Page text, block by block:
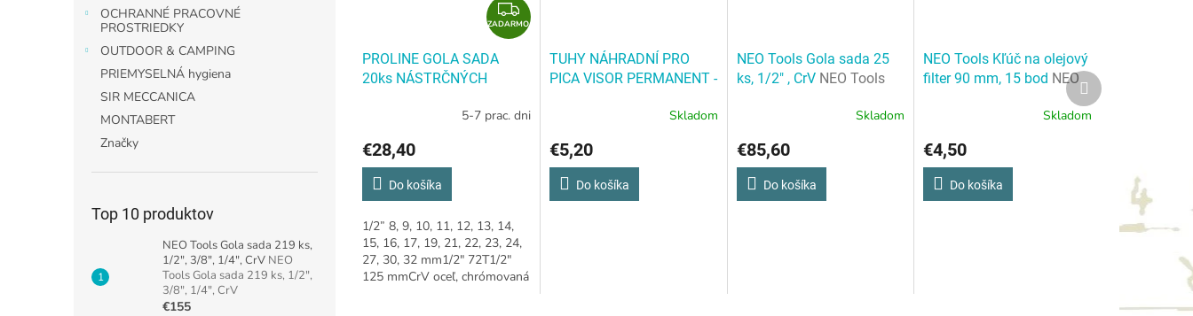
OCHRANNÉ PRACOVNÉ
PROSTRIEDKY
OUTDOOR & CAMPING
PRIEMYSELNÁ hygiena
SIR MECCANICA
MONTABERT
Značky
Top 10 produktov
NEO Tools Gola sada 219 ks,
1/2", 3/8", 1/4", CrV NEO
Tools Gola sada 219 ks, 1/2",
3/8", 1/4", CrV
€155
Z
A
M
ZADARMO
PROLINE GOLA SADA
20ks NÁSTRČNÝCH
PROLINE GOLA SADA
HLAVÍC, CRV, 1/2", 8-32
MM
5-7 prac. dni
€28,40
Do košíka
1/2” 8, 9, 10, 11, 12, 13, 14,
15, 16, 17, 19, 21, 22, 23, 24,
27, 30, 32 mm1/2" 72T1/2"
125 mmCrV oceľ, chrómovaná
TUHY NÁHRADNÍ PRO
PICA VISOR PERMANENT -
BLISTER - PC-991/52/SB
PICA VISOR PERMANENT -
4ks V BALENÍ - BÍLÉ -
BLISTER - PC-991/52/SB
Skladom
€5,20
Do košíka
NEO Tools Gola sada 25
ks, 1/2" , CrV NEO Tools
Skladom
€85,60
Do košíka
NEO Tools Kľúč na olejový
filter 90 mm, 15 bod NEO
Tools Kľúč na olejový filter
Skladom
€4,50
Do košíka
Ďalší
produkt